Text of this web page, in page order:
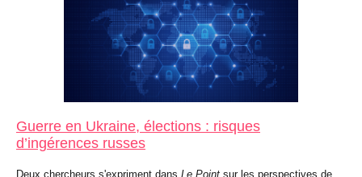
Guerre en Ukraine, élections : risques
d’ingérences russes
Deux chercheurs s'expriment dans Le Point sur les perspectives de